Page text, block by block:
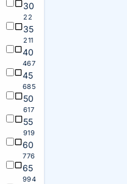
30
22
35
211
40
467
45
685
50
617
55
919
60
776
65
994